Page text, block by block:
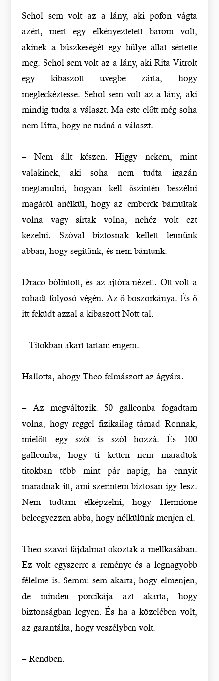
Sehol sem volt az a lány, aki pofon vágta
azért, mert egy elkényeztetett barom volt,
akinek a büszkeségét egy hülye állat sértette
meg. Sehol sem volt az a lány, aki Rita Vitrolt
egy kibaszott üvegbe zárta, hogy
megleckéztesse. Sehol sem volt az a lány, aki
mindig tudta a választ. Ma este előtt még soha
nem látta, hogy ne tudná a választ.
– Nem állt készen. Higgy nekem, mint
valakinek, aki soha nem tudta igazán
megtanulni, hogyan kell őszintén beszélni
magáról anélkül, hogy az emberek bámultak
volna vagy sírtak volna, nehéz volt ezt
kezelni. Szóval biztosnak kellett lennünk
abban, hogy segítünk, és nem bántunk.
Draco bólintott, és az ajtóra nézett. Ott volt a
rohadt folyosó végén. Az ő boszorkánya. És ő
itt feküdt azzal a kibaszott Nott-tal.
– Titokban akart tartani engem.
Hallotta, ahogy Theo felmászott az ágyára.
– Az megváltozik. 50 galleonba fogadtam
volna, hogy reggel fizikailag támad Ronnak,
mielőtt egy szót is szól hozzá. És 100
galleonba, hogy ti ketten nem maradtok
titokban több mint pár napig, ha ennyit
maradnak itt, ami szerintem biztosan így lesz.
Nem tudtam elképzelni, hogy Hermione
beleegyezzen abba, hogy nélkülünk menjen el.
Theo szavai fájdalmat okoztak a mellkasában.
Ez volt egyszerre a reménye és a legnagyobb
félelme is. Semmi sem akarta, hogy elmenjen,
de minden porcikája azt akarta, hogy
biztonságban legyen. És ha a közelében volt,
az garantálta, hogy veszélyben volt.
– Rendben.